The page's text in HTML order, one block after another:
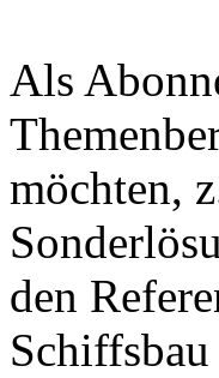
Als
möchten,
den
Schiffsbau